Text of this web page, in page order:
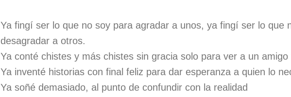
Ya fingí ser lo que no soy para agradar a unos, ya fingí ser lo que
desagradar a otros.
Ya conté chistes y más chistes sin gracia solo para ver a un amigo
Ya inventé historias con final feliz para dar esperanza a quien lo
Ya soñé demasiado, al punto de confundir con la realidad